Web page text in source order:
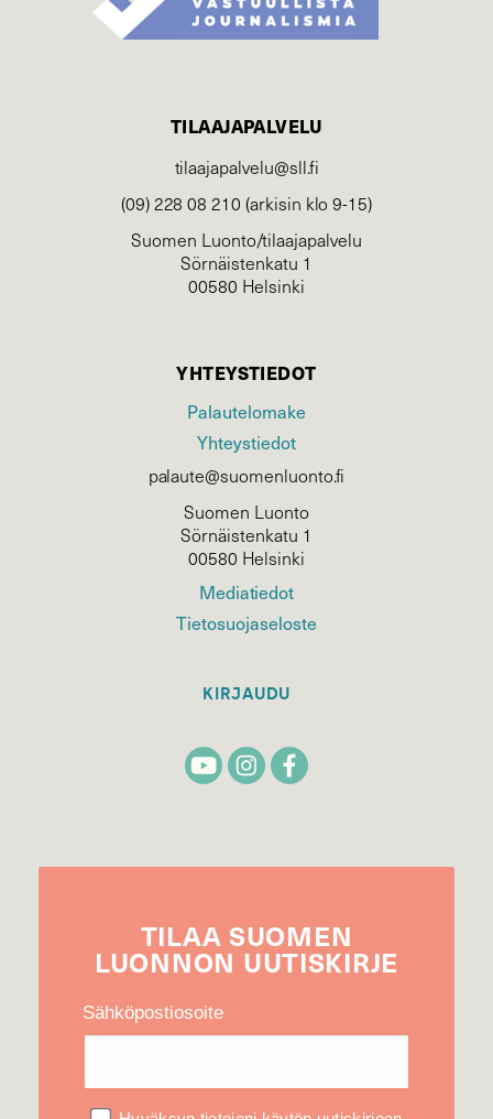
TILAAJAPALVELU
tilaajapalvelu@sll.fi
(09) 228 08 210 (arkisin klo 9-15)
Suomen Luonto/tilaajapalvelu
Sörnäistenkatu 1
00580 Helsinki
YHTEYSTIEDOT
Palautelomake
Yhteystiedot
palaute@suomenluonto.fi
Suomen Luonto
Sörnäistenkatu 1
00580 Helsinki
Mediatiedot
Tietosuojaseloste
KIRJAUDU
TILAA SUOMEN
LUONNON UUTIS­KIRJE
Sähköpostiosoite